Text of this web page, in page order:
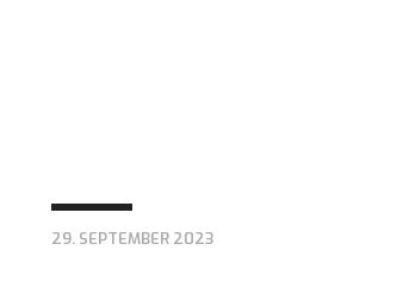
29. SEPTEMBER 2023